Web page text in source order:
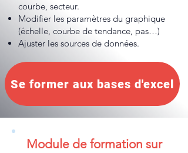
courbe, secteur.
Modifier les paramètres du graphique
(échelle, courbe de tendance, pas…)
Ajuster les sources de données.
Se former aux bases d'excel
Module de formation sur